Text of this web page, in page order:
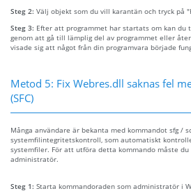
Steg 2: Välj objekt som du vill karantän och tryck på
Steg 3: Efter att programmet har startats om kan
genom att gå till lämplig del av programmet eller
visade sig att något från din programvara började
Metod 5: Fix Webres.dll saknas fel
(SFC)
Många användare är bekanta med kommandot sfg /
systemfilintegritetskontroll, som automatiskt
systemfiler. För att utföra detta kommando måste
administratör.
Steg 1: Starta kommandoraden som administratör i